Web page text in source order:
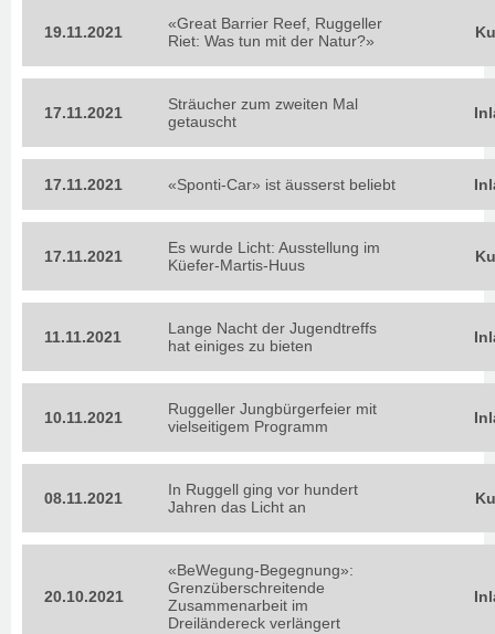
19.11.2021
«Great Barrier Reef, Ruggeller
Riet: Was tun mit der Natur?»
17.11.2021
Sträucher zum zweiten Mal
getauscht
17.11.2021 «Sponti-Car» ist äusserst beliebt
17.11.2021
Es wurde Licht: Ausstellung im
Küefer-Martis-Huus
11.11.2021
Lange Nacht der Jugendtreffs
hat einiges zu bieten
10.11.2021
Ruggeller Jungbürgerfeier mit
vielseitigem Programm
08.11.2021
In Ruggell ging vor hundert
Jahren das Licht an
20.10.2021
«BeWegung-Begegnung»:
Grenzüberschreitende
Zusammenarbeit im
Dreiländereck verlängert